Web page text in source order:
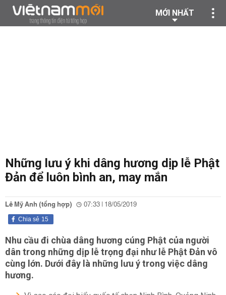
MỚI NHẤT
Những lưu ý khi dâng hương dịp lễ Phật
Đản để luôn bình an, may mắn
Lê Mỹ Anh (tổng hợp) 07:33 | 18/05/2019
15
Chia sẻ
Nhu cầu đi chùa dâng hương cúng Phật của người
dân trong những dịp lễ trọng đại như lễ Phật Đản vô
cùng lớn. Dưới đây là những lưu ý trong việc dâng
hương.